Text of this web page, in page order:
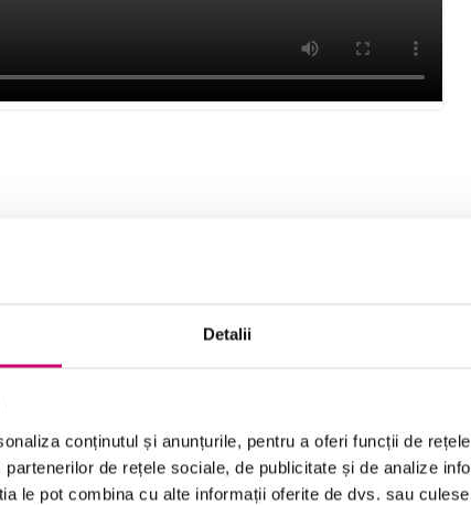
Detalii
conținutul și anunțurile, pentru a oferi funcții de
de rețele sociale, de publicitate și de analize
le pot combina cu alte informații oferite de dvs. sau
ce știi cum să creezi echipe noi, vei învăța
descrierea și canalele din aceasta. Poți
acestora la conținutul postat.
intrarea într-o echipă cu ajutorul unui cod sau